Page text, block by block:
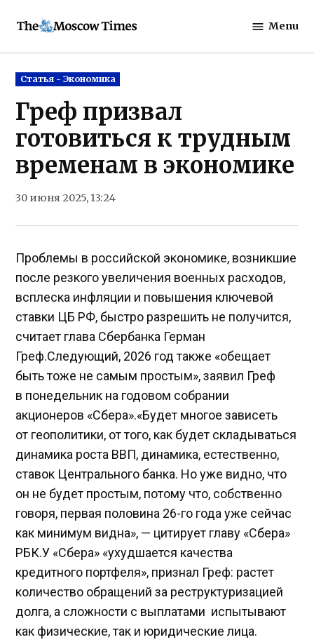
Moscow
Menu
Posted
in
Статья - Экономика
Греф призвал
готовиться к трудным
временам в экономике
30 июня 2025, 13:24
Проблемы в российской экономике, возникшие
после резкого увеличения военных расходов,
всплеска инфляции и повышения ключевой
ставки ЦБ РФ, быстро разрешить не получится,
считает глава Сбербанка Герман
Греф.Следующий, 2026 год также «обещает
быть тоже не самым простым», заявил Греф
в понедельник на годовом собрании
акционеров «Сбера».«Будет многое зависеть
от геополитики, от того, как будет складываться
динамика роста ВВП, динамика, естественно,
ставок Центрального банка. Но уже видно, что
он не будет простым, потому что, собственно
говоря, первая половина 26-го года уже сейчас
как минимум видна», — цитирует главу «Сбера»
РБК.У «Сбера» «ухудшается качества
кредитного портфеля», признал Греф: растет
количество обращений за реструктуризацией
долга, а сложности с выплатами испытывают
как физические, так и юридические лица.